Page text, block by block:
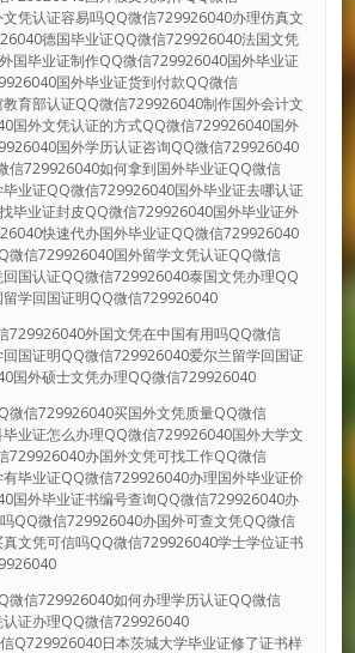
凭认证容易吗QQ微信729926040办理仿真文
德国毕业证QQ微信729926040法国文凭
国毕业证制作QQ微信729926040国外毕业证
国外毕业证货到付款QQ微信
育部认证QQ微信729926040制作国外会计文
国外文凭认证的方式QQ微信729926040国外
国外学历认证咨询QQ微信729926040
信729926040如何拿到国外毕业证QQ微信
业证QQ微信729926040国外毕业证去哪认证
毕业证封皮QQ微信729926040国外毕业证外
快速代办国外毕业证QQ微信729926040
微信729926040国外留学文凭认证QQ微信
国认证QQ微信729926040泰国文凭办理QQ
学回国证明QQ微信729926040
729926040外国文凭在中国有用吗QQ微信
国证明QQ微信729926040爱尔兰留学回国证
国外硕士文凭办理QQ微信729926040
微信729926040买国外文凭质量QQ微信
业证怎么办理QQ微信729926040国外大学文
729926040办国外文凭可找工作QQ微信
毕业证QQ微信729926040办理国外毕业证价
国外毕业证书编号查询QQ微信729926040办
QQ微信729926040办国外可查文凭QQ微信
文凭可信吗QQ微信729926040学士学位证书
微信729926040如何办理学历认证QQ微信
证办理QQ微信729926040
信Q729926040日本茨城大学毕业证修了证书样